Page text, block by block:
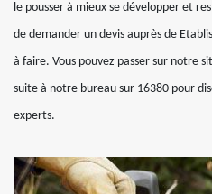
le pousser à mieux se développer et
de demander un devis auprès de
à faire. Vous pouvez passer sur notre
suite à notre bureau sur 16380 pour
experts.